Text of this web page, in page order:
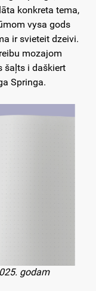
konkreta tema,
vysa gods
ir svieteit dzeivi.
mozajom
šaļts i daškiert
Springa.
godam